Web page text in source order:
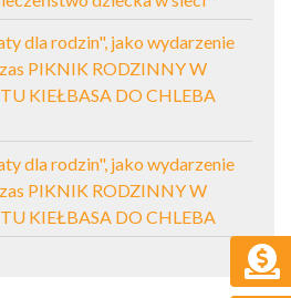
dla rodzin", jako wydarzenie
PIKNIK RODZINNY W
KIEŁBASA DO CHLEBA
dla rodzin", jako wydarzenie
PIKNIK RODZINNY W
KIEŁBASA DO CHLEBA